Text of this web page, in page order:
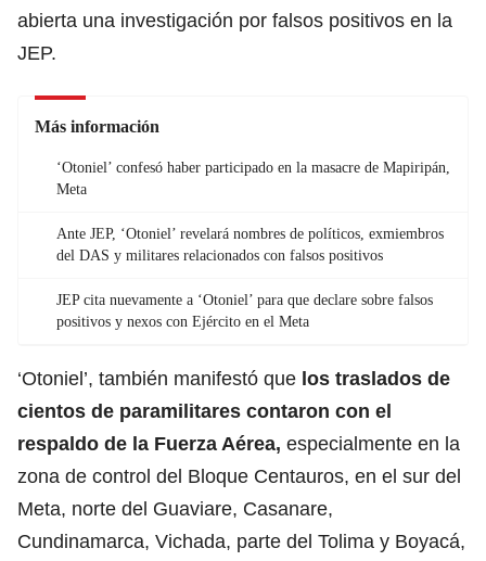
abierta una investigación por falsos positivos en la
JEP.
Más información
‘Otoniel’ confesó haber participado en la masacre de Mapiripán,
Meta
Ante JEP, ‘Otoniel’ revelará nombres de políticos, exmiembros
del DAS y militares relacionados con falsos positivos
JEP cita nuevamente a ‘Otoniel’ para que declare sobre falsos
positivos y nexos con Ejército en el Meta
‘Otoniel’, también manifestó que los traslados de
cientos de paramilitares contaron con el
respaldo de la Fuerza Aérea, especialmente en la
zona de control del Bloque Centauros, en el sur del
Meta, norte del Guaviare, Casanare,
Cundinamarca, Vichada, parte del Tolima y Boyacá,